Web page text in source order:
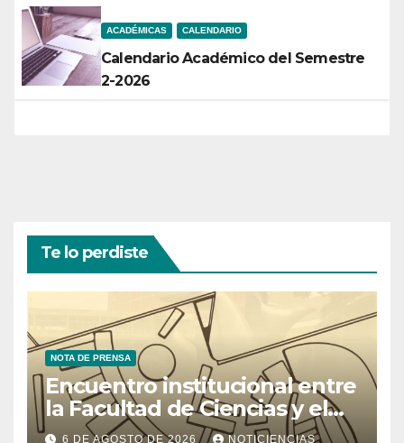
ACADÉMICAS CALENDARIO
Calendario Académico del Semestre
2-2026
Te lo perdiste
NOTA DE PRENSA
Encuentro institucional entre
la Facultad de Ciencias y el
Ministerio de Ciencia y
6 DE AGOSTO DE 2026 NOTICIENCIAS